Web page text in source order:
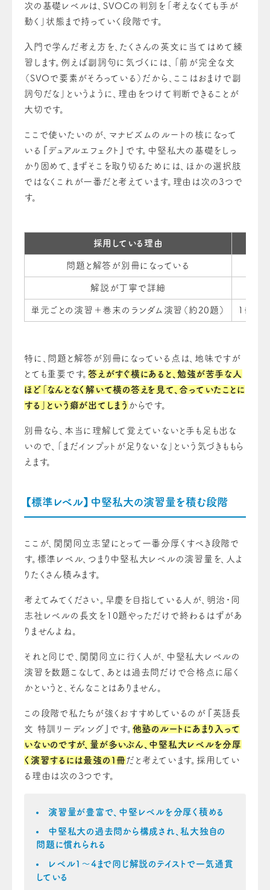
次の基礎レベルは、SVOCの判別を「考えなくても手が
動く」状態まで持っていく段階です。
入門で学んだ考え方を、たくさんの英文に当てはめて練
習します。例えば副詞句に気づくには、「前が完全な文
（SVOで要素がそろっている）だから、ここはおまけで副
詞句だな」というように、理由をつけて判断できることが
大切です。
ここで使いたいのが、マナビズムのルートの核になって
いる『デュアルエフェクト』です。中堅私大の基礎をしっ
かり固めて、まずそこを取り切るためには、ほかの選択肢
ではなくこれが一番だと考えています。理由は次の3つで
す。
採用している理由
問題と解答が別冊になっている
解説が丁寧で詳細
単元ごとの演習＋巻末のランダム演習（約20題） 1冊で
特に、問題と解答が別冊になっている点は、地味ですが
とても重要です。 答えがすぐ横にあると、勉強が苦手な人
ほど「なんとなく解いて横の答えを見て、合っていたことに
する」という癖が出てしまう からです。
別冊なら、本当に理解して覚えていないと手も足も出な
いので、「まだインプットが足りないな」という気づきももら
えます。
【標準レベル】中堅私大の演習量を積む段階
ここが、関関同立志望にとって一番分厚くすべき段階で
す。標準レベル、つまり中堅私大レベルの演習量を、人よ
りたくさん積みます。
考えてみてください。早慶を目指している人が、明治・同
志社レベルの長文を10題やっただけで終わるはずがあ
りませんよね。
それと同じで、関関同立に行く人が、中堅私大レベルの
演習を数題こなして、あとは過去問だけで合格点に届く
かというと、そんなことはありません。
この段階で私たちが強くおすすめしているのが『英語長
文 特訓リーディング』です。 他塾のルートにあまり入って
いないのですが、量が多いぶん、中堅私大レベルを分厚
く演習するには最強の1冊だと考えています。採用してい
る理由は次の3つです。
演習量が豊富で、中堅レベルを分厚く積める
中堅私大の過去問から構成され、私大独自の
問題に慣れられる
レベル1〜4まで同じ解説のテイストで一気通貫
している